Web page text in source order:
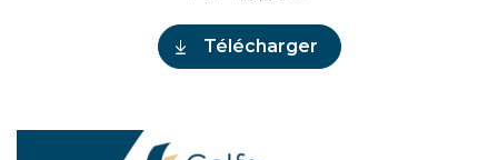
Télécharger